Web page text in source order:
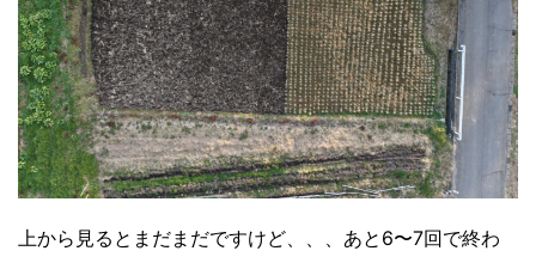
上から見るとまだまだですけど、、、あと6〜7回で終わ